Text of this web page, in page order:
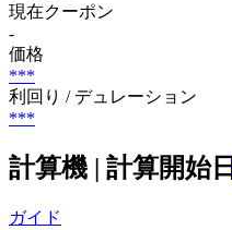
現在クーポン
-
価格
***
利回り / デュレーション
***
計算機 | 計算開始日
ガイド